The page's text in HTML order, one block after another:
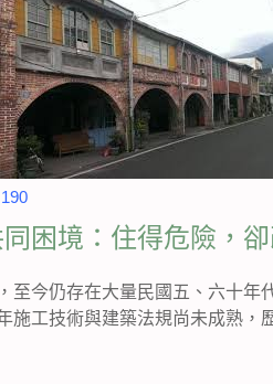
190
困境：住得危險，
至今仍存在大量民國五、六十年
施工技術與建築法規尚未成熟，